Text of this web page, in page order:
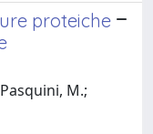
proteiche
M.;